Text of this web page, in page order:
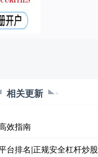
相关更新
效指南
台排名|正规安全杠杆炒股